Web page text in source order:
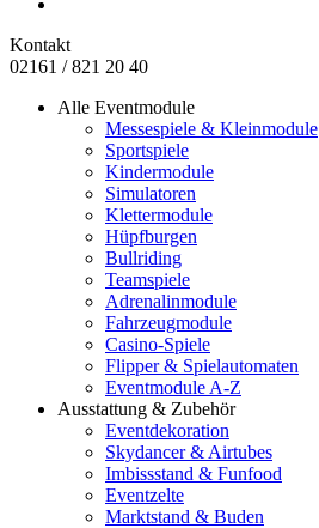
Kontakt
02161 / 821 20 40
Alle Eventmodule
Messespiele & Kleinmodule
Sportspiele
Kindermodule
Simulatoren
Klettermodule
Hüpfburgen
Bullriding
Teamspiele
Adrenalinmodule
Fahrzeugmodule
Casino-Spiele
Flipper & Spielautomaten
Eventmodule A-Z
Ausstattung & Zubehör
Eventdekoration
Skydancer & Airtubes
Imbissstand & Funfood
Eventzelte
Marktstand & Buden